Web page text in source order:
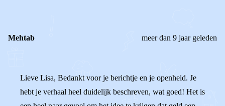
Mehtab meer dan 9 jaar geleden
Lieve Lisa, Bedankt voor je berichtje en je openheid. Je
hebt je verhaal heel duidelijk beschreven, wat goed! Het is